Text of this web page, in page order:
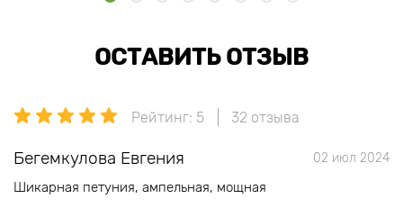
ОСТАВИТЬ ОТЗЫВ
Рейтинг: 5 32 отзыва
Бегемкулова Евгения 02 июл 2024
Шикарная петуния, ампельная, мощная